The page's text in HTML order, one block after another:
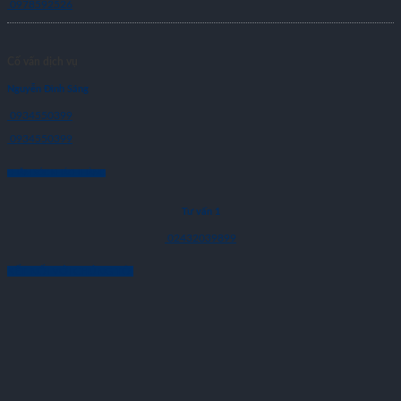
0978592526
Nguyễn Đình Sáng
0934550399
0934550399
Tư vấn 1
02432039899